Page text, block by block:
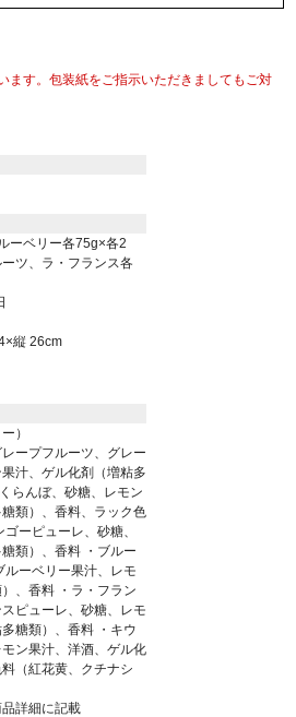
ます。包装紙をご指示いただきましてもご対
ーベリー各75g×各2
ツ、ラ・フランス各
縦 26cm
）
ープフルーツ、グレー
汁、ゲル化剤（増粘多
らんぼ、砂糖、レモン
類）、香料、ラック色
ーピューレ、砂糖、
類）、香料 ・ブルー
ーベリー果汁、レモ
、香料 ・ラ・フラン
ピューレ、砂糖、レモ
糖類）、香料 ・キウ
ン果汁、洋酒、ゲル化
（紅花黄、クチナシ
詳細に記載